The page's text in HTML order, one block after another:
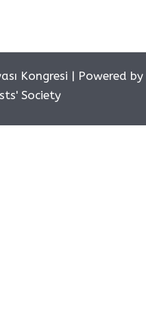
Kongresi | Powered by
Society